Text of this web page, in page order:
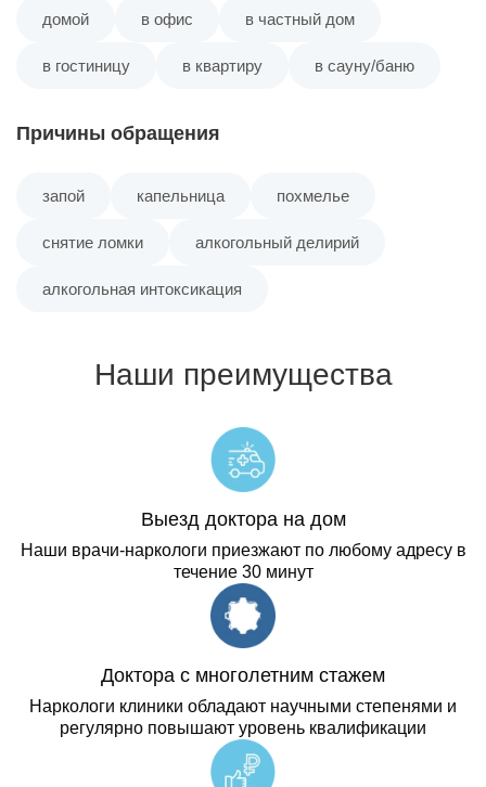
домой в офис в частный дом
в гостиницу в квартиру в сауну/баню
Причины обращения
запой капельница похмелье
снятие ломки алкогольный делирий
алкогольная интоксикация
Наши преимущества
Выезд доктора на дом
Наши врачи-наркологи приезжают по любому адресу в
течение 30 минут
Доктора с многолетним стажем
Наркологи клиники обладают научными степенями и
регулярно повышают уровень квалификации